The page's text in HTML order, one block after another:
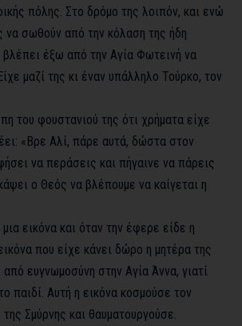
πόλης. Στο δρόμο της λοιπόν, και ενώ
να σωθούν από την κόλαση της ήδη
έξω από την Αγία Φωτεινή να
μαζί της κι έναν υπάλληλο Τούρκο, τον
του φουστανιού της ότι χρήματα είχε
«Βρε Αλί, πάρε αυτά, δώστα στον
να περάσεις και πήγαινε να πάρεις
ο Θεός να βλέπουμε να καίγεται η
εικόνα και όταν την έφερε είδε η
που είχε κάνει δώρο η μητέρα της
ευγνωμοσύνη στην Αγία Άννα, γιατί
παιδί. Αυτή η εικόνα κοσμούσε τον
Σμύρνης και θαυματουργούσε.